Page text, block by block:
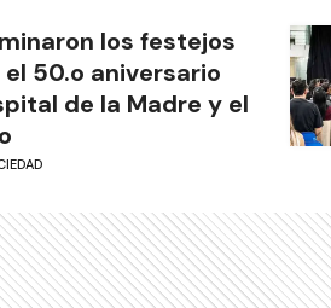
los festejos
50.o aniversario
de la Madre y el